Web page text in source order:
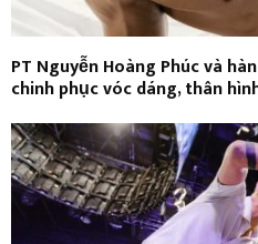
PT Nguyễn Hoàng Phúc và
chinh phục vóc dáng, thân